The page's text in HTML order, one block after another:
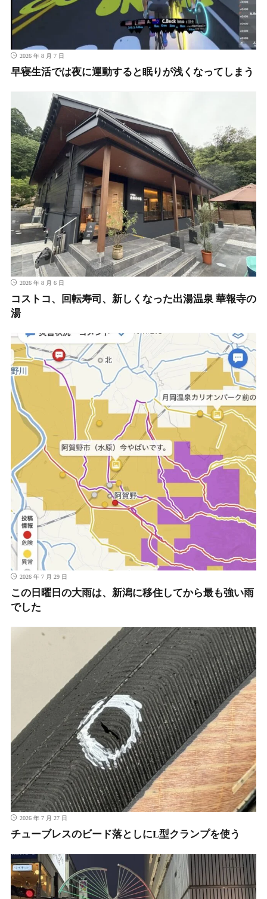
2026 年 8 月 7 日
早寝生活では夜に運動すると眠りが浅くなってしまう
2026 年 8 月 6 日
コストコ、回転寿司、新しくなった出湯温泉 華報寺の
湯
2026 年 7 月 29 日
この日曜日の大雨は、新潟に移住してから最も強い雨
でした
2026 年 7 月 27 日
チューブレスのビード落としにL型クランプを使う